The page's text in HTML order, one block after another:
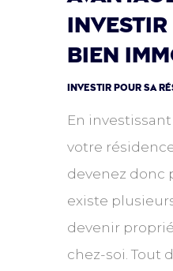
investir
bien
INVESTIR POUR SA
En
votre
devenez donc
existe
devenir
chez-soi. Tout